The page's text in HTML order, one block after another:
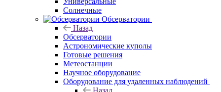
Солнечные
Обсерватории
Назад
Обсерватории
Астрономические куполы
Готовые решения
Метеостанции
Научное оборудование
Оборудование для удаленных наблюдений
Назад